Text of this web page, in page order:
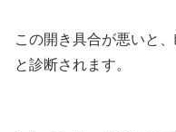
この開き具合が悪いと
と診断されます。